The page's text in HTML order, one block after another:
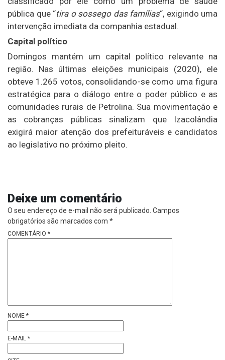
pública que “tira o sossego das famílias“, exigindo uma
intervenção imediata da companhia estadual.
Capital político
Domingos mantém um capital político relevante na
região. Nas últimas eleições municipais (2020), ele
obteve 1.265 votos, consolidando-se como uma figura
estratégica para o diálogo entre o poder público e as
comunidades rurais de Petrolina. Sua movimentação e
as cobranças públicas sinalizam que Izacolândia
exigirá maior atenção dos prefeituráveis e candidatos
ao legislativo no próximo pleito.
Deixe um comentário
O seu endereço de e-mail não será publicado. Campos
obrigatórios são marcados com *
COMENTÁRIO *
NOME *
E-MAIL *